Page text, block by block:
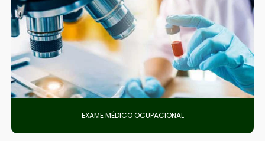
EXAME MÉDICO OCUPACIONAL